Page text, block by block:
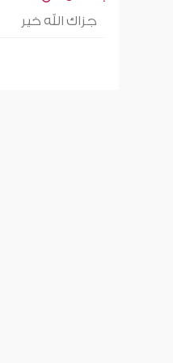
جزاك الله خير